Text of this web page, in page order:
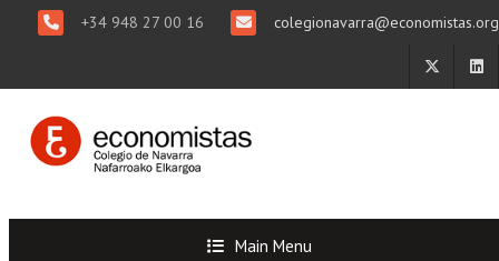
+34 948 27 00 16 colegionavarra@economistas.org
Main Menu